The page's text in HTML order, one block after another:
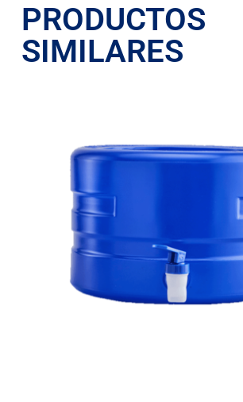
PRODUCTOS
SIMILARES